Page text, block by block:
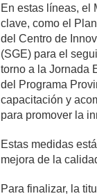
En estas líneas, el
clave, como el
del Centro de
(SGE) para el
torno a la Jornada
del Programa
capacitación y
para promover la
Estas medidas
mejora de la
Para finalizar, la